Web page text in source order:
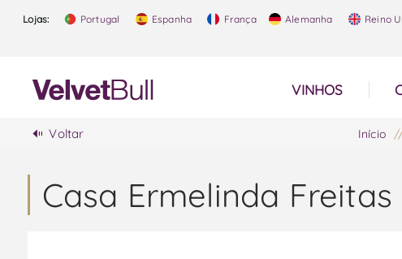
Lojas: Portugal Espanha França Alemanha Reino
VINHOS
Voltar Início /
Casa Ermelinda